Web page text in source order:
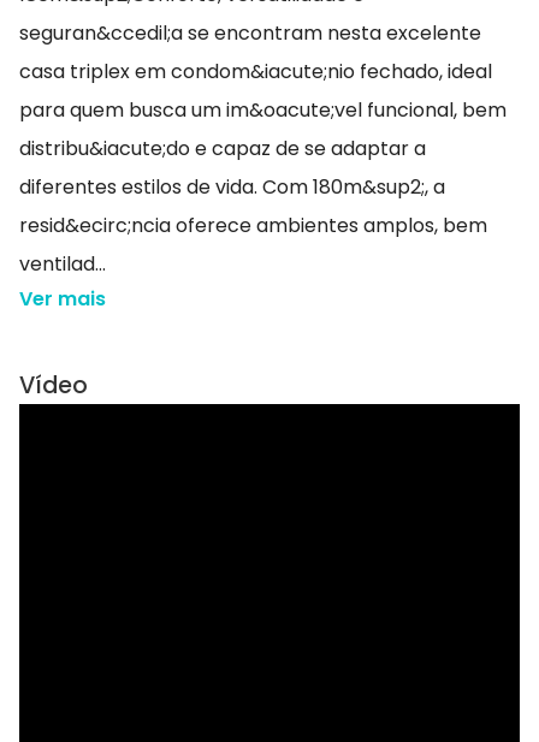
seguran&ccedil;a se encontram nesta excelente
casa triplex em condom&iacute;nio fechado, ideal
para quem busca um im&oacute;vel funcional, bem
distribu&iacute;do e capaz de se adaptar a
diferentes estilos de vida. Com 180m&sup2;, a
resid&ecirc;ncia oferece ambientes amplos, bem
ventilad...
Ver mais
Vídeo